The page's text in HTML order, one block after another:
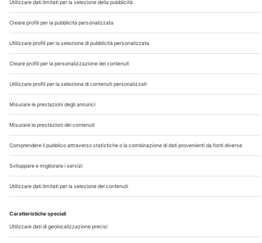
Chi Siamo
Contatti
©2026 Edra S.p.a | www.edraspa.it | P.iva 08056040960